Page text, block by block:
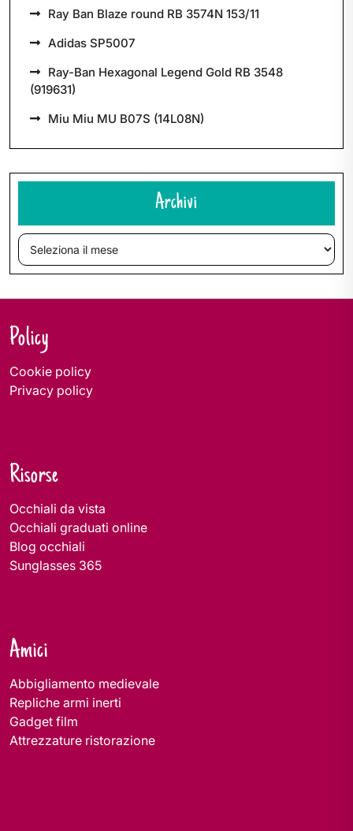
Ray Ban Blaze round RB 3574N 153/11
Adidas SP5007
Ray-Ban Hexagonal Legend Gold RB 3548
(919631)
Miu Miu MU B07S (14L08N)
Archivi
Archivi
Policy
Cookie policy
Privacy policy
Risorse
Occhiali da vista
Occhiali graduati online
Blog occhiali
Sunglasses 365
Amici
Abbigliamento medievale
Repliche armi inerti
Gadget film
Attrezzature ristorazione